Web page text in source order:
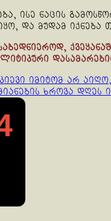
ისე ნაცის
და მუდამ იქნება
იმიტომ არ
ხროვა დღეს